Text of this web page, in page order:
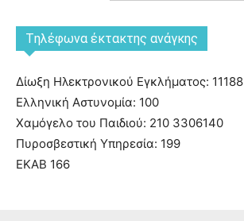
Tηλέφωνα έκτακτης ανάγκης
Δίωξη Ηλεκτρονικού Εγκλήματος: 11188
Ελληνική Αστυνομία: 100
Χαμόγελο του Παιδιού: 210 3306140
Πυροσβεστική Υπηρεσία: 199
ΕΚΑΒ 166